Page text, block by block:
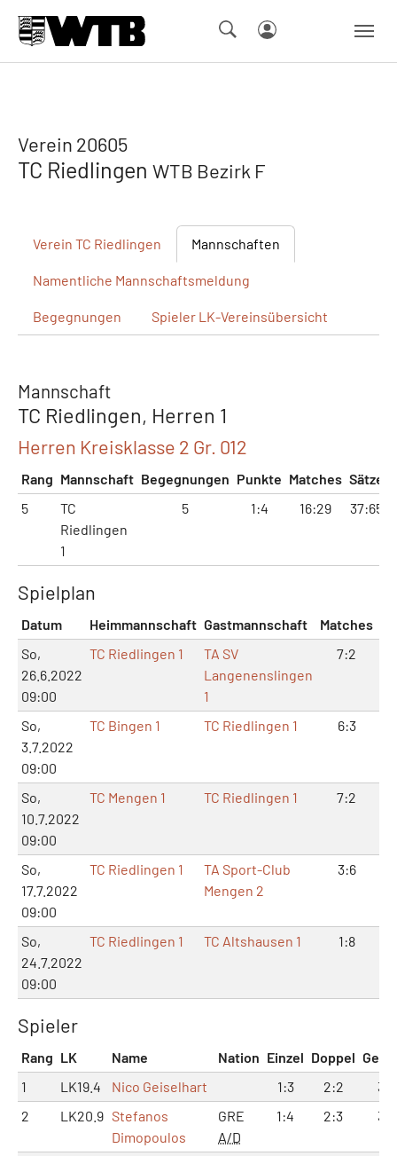
Verein 20605
TC Riedlingen WTB Bezirk F
Verein TC Riedlingen Mannschaften
Namentliche Mannschaftsmeldung
Begegnungen Spieler LK-Vereinsübersicht
Mannschaft
TC Riedlingen, Herren 1
Herren Kreisklasse 2 Gr. 012
Rang Mannschaft Begegnungen Punkte Matches Sätze
5
TC
Riedlingen
1
5 1:4 16:29 37:65
Spielplan
Datum Heimmannschaft Gastmannschaft Matches
So,
26.6.2022
09:00
TC Riedlingen 1
TA SV
Langenenslingen
1
7:2
So,
3.7.2022
09:00
TC Bingen 1 TC Riedlingen 1 6:3
So,
10.7.2022
09:00
TC Mengen 1 TC Riedlingen 1 7:2
So,
17.7.2022
09:00
TC Riedlingen 1
TA Sport-Club
Mengen 2
3:6
So,
24.7.2022
09:00
TC Riedlingen 1 TC Altshausen 1 1:8
Spieler
Rang LK Name Nation Einzel Doppel
1
LK19.4 Nico Geiselhart 1:3 2:2
3:5
2
LK20.9 Stefanos
Dimopoulos
GRE
A/D
1:4 2:3 3:7